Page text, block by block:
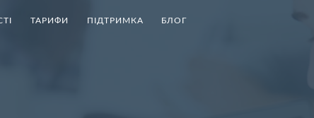
ТАРИФИ ПІДТРИМКА БЛОГ